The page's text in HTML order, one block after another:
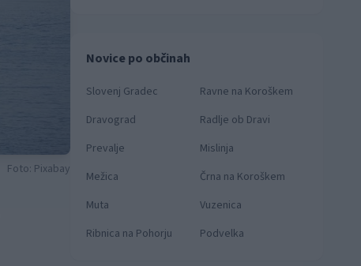
Foto: Pixabay
Novice po občinah
Slovenj Gradec
Ravne na Koroškem
Dravograd
Radlje ob Dravi
Prevalje
Mislinja
Mežica
Črna na Koroškem
Muta
Vuzenica
Ribnica na Pohorju
Podvelka